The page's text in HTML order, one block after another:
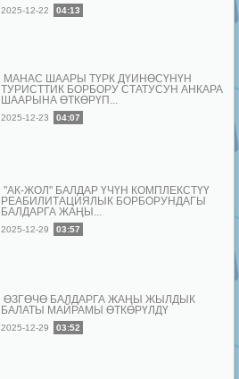
2025-12-22 04:13
МАНАС ШААРЫ ТҮРК ДҮЙНӨСҮНҮН
ТУРИСТТИК БОРБОРУ СТАТУСУН АНКАРА
ШААРЫНА ӨТКӨРҮП...
2025-12-23 04:07
"АК-ЖОЛ" БАЛДАР ҮЧҮН КОМПЛЕКСТҮҮ
РЕАБИЛИТАЦИЯЛЫК БОРБОРУНДАГЫ
БАЛДАРГА ЖАҢЫ...
2025-12-29 03:57
ӨЗГӨЧӨ БАЛДАРГА ЖАҢЫ ЖЫЛДЫК
БАЛАТЫ МАЙРАМЫ ӨТКӨРҮЛДҮ
2025-12-29 03:52